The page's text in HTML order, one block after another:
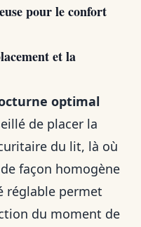
pour le confort
et la
optimal
de placer la
du lit, là où
façon homogène
réglable permet
du moment de